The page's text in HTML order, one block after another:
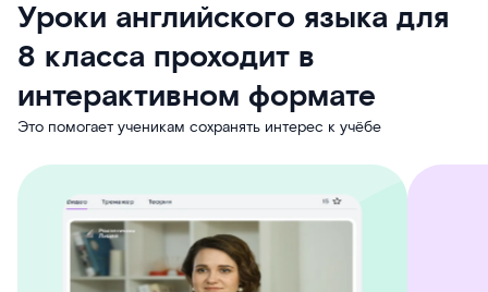
Уроки английского языка для
8 класса проходит в
интерактивном формате
Это помогает ученикам сохранять интерес к учёбе